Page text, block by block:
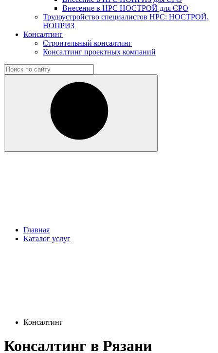
Внесение в НРС НОСТРОЙ для СРО
Трудоустройство специалистов НРС: НОСТРОЙ,
НОПРИЗ
Консалтинг
Строительный консалтинг
Консалтинг проектных компаний
Главная
Каталог услуг
Консалтинг
Консалтинг в Рязани